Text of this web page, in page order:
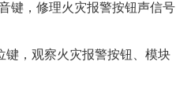
，修理火灾报警按钮声信号
，观察火灾报警按钮、模块